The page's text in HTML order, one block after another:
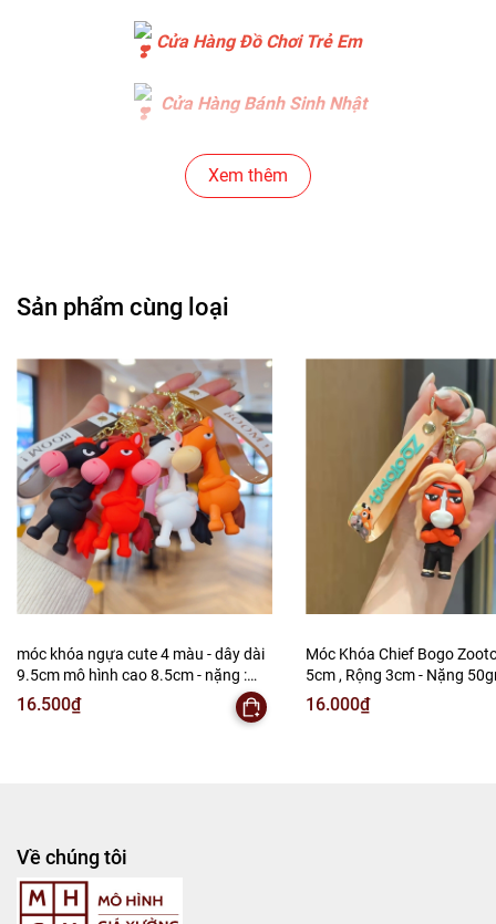
Cửa Hàng Đồ Chơi Trẻ Em
Cửa Hàng Bánh Sinh Nhật
Cửa Hàng Gear , Máy Tính
Cửa Hàng Phụ Kiện Ô Tô ( Sản Phẩm Mô Hình Lắc Đầu
)
---------------------------------------------------------------------
-----------------------
- Mô Hình Giá Xưởng
Tổng kho mô hình
Liên hệ : 096.245.8888 vs 0947.783.771
Bán Buôn , Bán Lẻ Mô Hình
Xem thêm
Sản phẩm cùng loại
móc khóa ngựa cute 4 màu - dây dài
9.5cm mô hình cao 8.5cm - nặng :
50gram - no box - SKU: moc293 -
(Vat: 88223-7)
16.500₫
Móc Khóa Chief Bogo
5cm , Rộng 3cm - Nặng
SKU: moc291e -
16.000₫
Về chúng tôi